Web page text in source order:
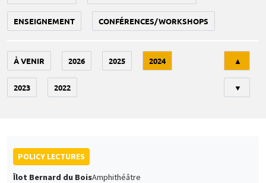
ENSEIGNEMENT CONFÉRENCES/WORKSHOPS
À VENIR 2026 2025 2024
2023 2022
▲
▼
POLICY LECTURES
Îlot Bernard du BoisAmphithéâtre